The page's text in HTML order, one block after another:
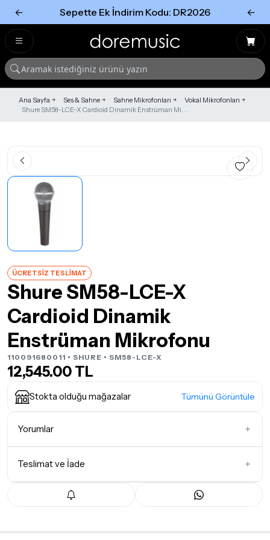
← Sepette Ek İndirim Kodu: DR2026 ←
Ana Sayfa Ses & Sahne Sahne Mikrofonları
Vokal Mikrofonları
Shure SM58-LCE-X Cardioid Dinamik Enstrüman Mi...
ÜCRETSİZ TESLİMAT
Shure SM58-LCE-X
Cardioid Dinamik
Enstrüman Mikrofonu
110091680011 • SHURE • SM58-LCE-X
12,545.00 TL
Stokta olduğu mağazalar Tümünü Görüntüle
Yorumlar
Teslimat ve İade
Teslimat Koşulları
Tümünü Gör
Tümünü gör